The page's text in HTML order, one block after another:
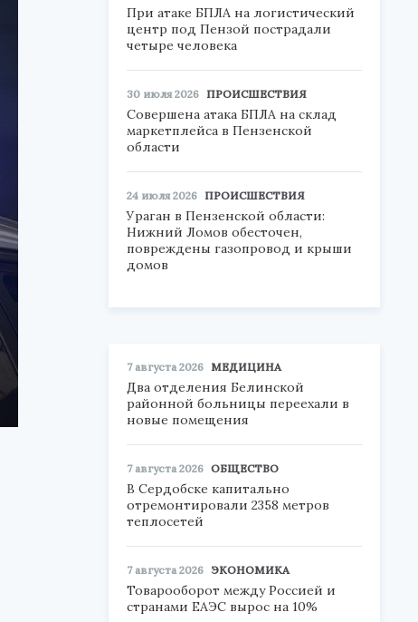
При атаке БПЛА на логистический
центр под Пензой пострадали
четыре человека
30 июля 2026 ПРОИСШЕСТВИЯ
Совершена атака БПЛА на склад
маркетплейса в Пензенской
области
24 июля 2026 ПРОИСШЕСТВИЯ
Ураган в Пензенской области:
Нижний Ломов обесточен,
повреждены газопровод и крыши
домов
7 августа 2026 МЕДИЦИНА
Два отделения Белинской
районной больницы переехали в
новые помещения
7 августа 2026 ОБЩЕСТВО
В Сердобске капитально
отремонтировали 2358 метров
теплосетей
7 августа 2026 ЭКОНОМИКА
Товарооборот между Россией и
странами ЕАЭС вырос на 10%